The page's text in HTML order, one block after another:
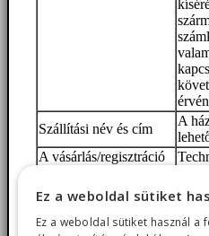
Szállítási név és cím
A
A vásárlás/regisztráció
A
IP cím
Ez a weboldal sütiket
Ez a weboldal sütiket használ a